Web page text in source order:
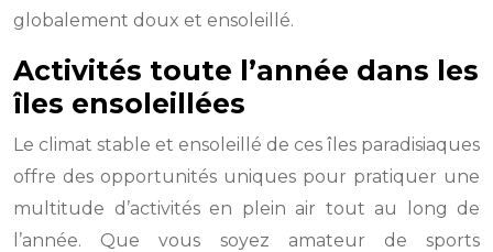
globalement doux et ensoleillé.
Activités toute l’année dans les
îles ensoleillées
Le climat stable et ensoleillé de ces îles paradisiaques
offre des opportunités uniques pour pratiquer une
multitude d’activités en plein air tout au long de
l’année. Que vous soyez amateur de sports